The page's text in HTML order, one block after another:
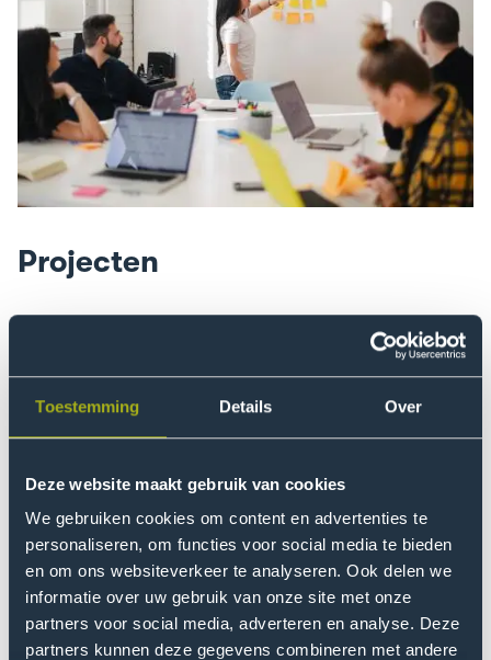
Toestemming Details Over
Deze website maakt gebruik van cookies
We gebruiken cookies om content en advertenties te
personaliseren, om functies voor social media te bieden
en om ons websiteverkeer te analyseren. Ook delen we
informatie over uw gebruik van onze site met onze
partners voor social media, adverteren en analyse. Deze
partners kunnen deze gegevens combineren met andere
Projecten
Gemeentelijke
vergroeningsplannen
toetsen
op
klimaatrechtvaardigheid
Gemeentelijke vergroeningsplannen toetsen op
klimaatrechtvaardigheid
Met behulp van een simulatiemodel test deze studie de